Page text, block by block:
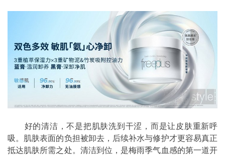
好的清洁，不是把肌肤洗到干涩，而是让皮肤重新呼
吸。肌肤表面的负担被卸去，后续补水与修护才更容易真正
抵达肌肤所需之处。清洁到位，是梅雨季气血感的第一道开